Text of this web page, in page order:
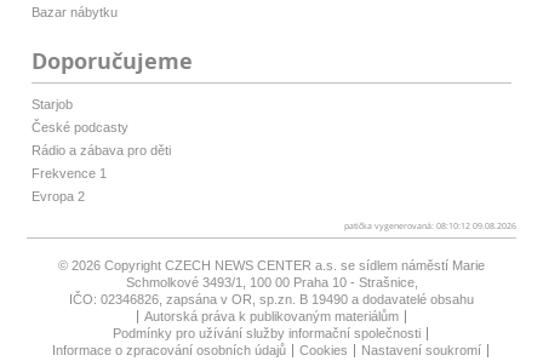
Bazar nábytku
Doporučujeme
Starjob
České podcasty
Rádio a zábava pro děti
Frekvence 1
Evropa 2
patička vygenerovaná: 08:10:12 09.08.2026
© 2026 Copyright CZECH NEWS CENTER a.s. se sídlem náměstí Marie
Schmolkové 3493/1, 100 00 Praha 10 - Strašnice,
IČO: 02346826, zapsána v OR, sp.zn. B 19490 a dodavatelé obsahu
Autorská práva k publikovaným materiálům
Podmínky pro užívání služby informační společnosti
Informace o zpracování osobních údajů
Cookies
Nastavení soukromí